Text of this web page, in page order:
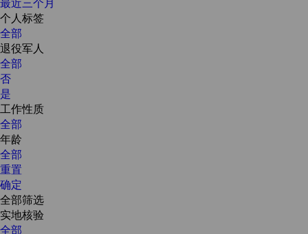
个人标签
全部
退役军人
全部
否
是
工作性质
全部
年龄
全部
重置
确定
全部筛选
实地核验
全部